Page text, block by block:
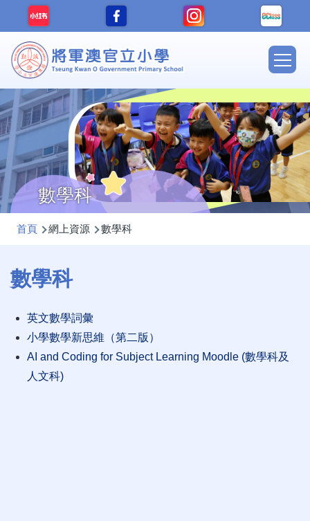
移至主內容
Main
數學科
導
連
結
首頁 網上資源 數學科
數學科
英文數學詞彙
小學數學新思維（第二版）
AI and Coding for Subject Learning Moodle (數學科及
人文科)